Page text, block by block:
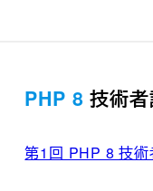
PHP 8 技術
第1回 PHP 8 技術